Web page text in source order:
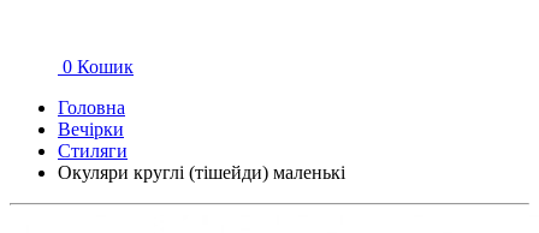
0 Кошик
Головна
Вечірки
Стиляги
Окуляри круглі (тішейди) маленькі